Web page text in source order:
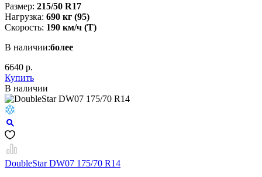
Размер: 215/50 R17
Нагрузка: 690 кг (95)
Скорость: 190 км/ч (T)
В наличии:более
6640 р.
Купить
В наличии
DoubleStar DW07 175/70 R14